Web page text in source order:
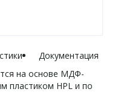
Документация
на основе МДФ-
пластиком HPL и по